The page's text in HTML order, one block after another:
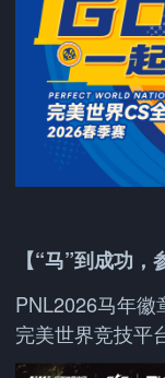
【“马”到成功
PNL2026马年
完美世界竞技平